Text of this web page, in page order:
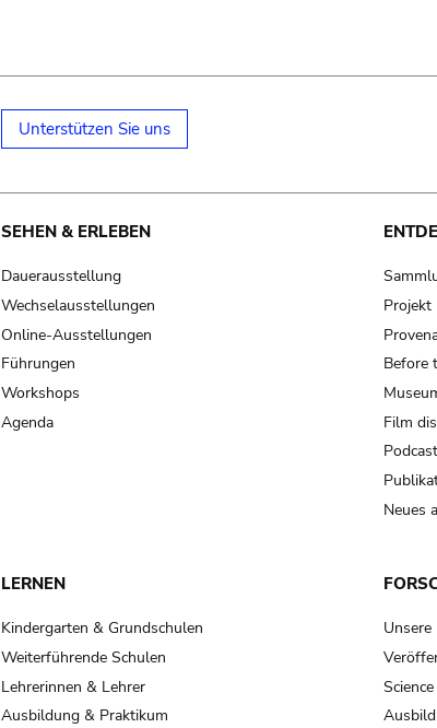
Unterstützen Sie uns
SEHEN & ERLEBEN
Dauerausstellung
Wechselausstellungen
Online-Ausstellungen
Führungen
Workshops
Agenda
Projekt
Before
Film
Neues
LERNEN
Kindergarten & Grundschulen
Weiterführende Schulen
Lehrerinnen & Lehrer
Ausbildung & Praktikum